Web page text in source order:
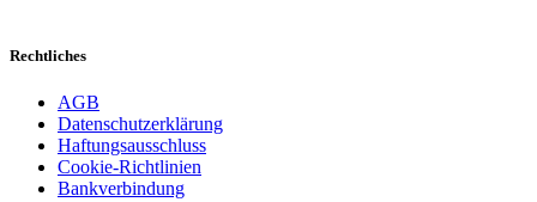
Rechtliches
AGB
Datenschutzerklärung
Haftungsausschluss
Cookie-Richtlinien
Bankverbindung